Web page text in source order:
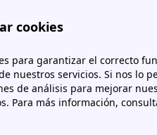
cookies
para garantizar el correcto
nuestros servicios. Si nos lo
de análisis para mejorar
Para más información,
MoreHolaluz Tarifas de